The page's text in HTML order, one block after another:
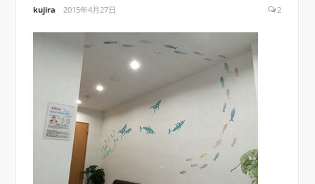
kujira 2015年4月27日 2